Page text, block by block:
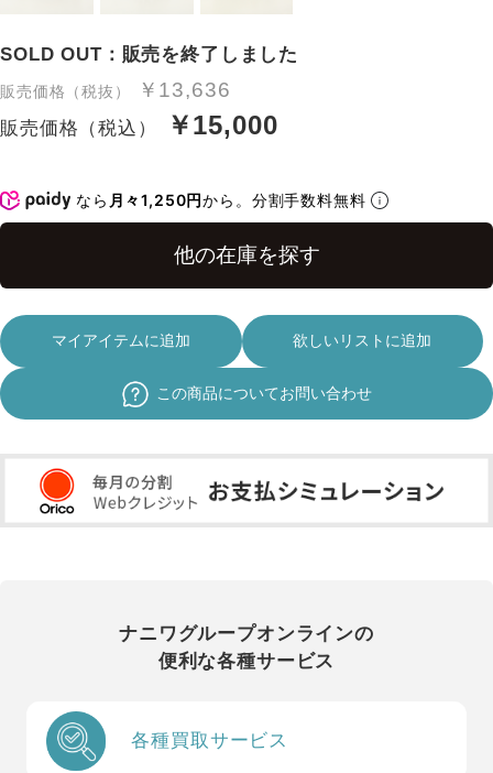
SOLD OUT：販売を終了しました
販売価格（税抜） ￥13,636
販売価格（税込） ￥15,000
なら 月々1,250円から。分割手数料無料
マイアイテムに追加 欲しいリストに追加
この商品についてお問い合わせ
ナニワグループオンラインの
便利な各種サービス
各種買取サービス